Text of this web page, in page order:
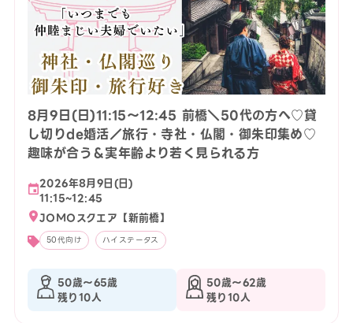
8月9日(日)11:15〜12:45 前橋＼50代の方へ♡貸
し切りde婚活／旅行・寺社・仏閣・御朱印集め♡
趣味が合う＆実年齢より若く見られる方
2026年8月9日(日)
11:15~12:45
JOMOスクエア【新前橋】
50代向け ハイステータス
50歳〜65歳
残り10人
50歳〜62歳
残り10人